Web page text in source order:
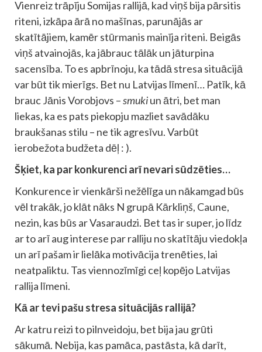
Vienreiz trāpīju Somijas rallijā, kad viņš bija pārsitis
riteni, izkāpa ārā no mašīnas, parunājās ar
skatītājiem, kamēr stūrmanis mainīja riteni. Beigās
viņš atvainojās, ka jābrauc tālāk un jāturpina
sacensība. To es apbrīnoju, ka tādā stresa situācijā
var būt tik mierīgs. Bet nu Latvijas līmenī… Patīk, kā
brauc Jānis Vorobjovs –smukiun ātri, bet man
liekas, ka es pats piekopju mazliet savādāku
braukšanas stilu – ne tik agresīvu. Varbūt
ierobežota budžeta dēļ : ).
Šķiet, ka par konkurenci arī nevari sūdzēties…
Konkurence ir vienkārši nežēlīga un nākamgad būs
vēl trakāk, jo klāt nāks N grupā Kārkliņš, Caune,
nezin, kas būs ar Vasaraudzi. Bet tas ir super, jo līdz
ar to arī aug interese par ralliju no skatītāju viedokļa
un arī pašam ir lielāka motivācija trenēties, lai
neatpaliktu. Tas viennozīmīgi ceļ kopējo Latvijas
rallija līmeni.
Kā ar tevi pašu stresa situācijās rallijā?
Ar katru reizi to pilnveidoju, bet bija jau grūti
sākumā. Nebija, kas pamāca, pastāsta, kā darīt,